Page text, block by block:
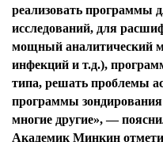
реализовать программы
исследований, для
мощный аналитический
инфекций и т.д.),
типа, решать проблемы
программы
многие другие», —
Академик Минкин